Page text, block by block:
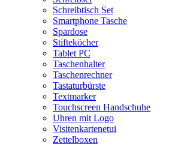
Schreibtisch Set
Smartphone Tasche
Spardose
Stifteköcher
Tablet PC
Taschenhalter
Taschenrechner
Tastaturbürste
Textmarker
Touchscreen Handschuhe
Uhren mit Logo
Visitenkartenetui
Zettelboxen